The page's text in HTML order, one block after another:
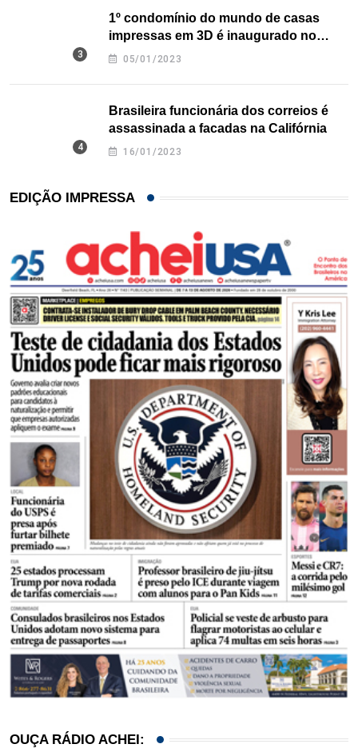
1º condomínio do mundo de casas
impressas em 3D é inaugurado no
Texas
05/01/2023
Brasileira funcionária dos correios é
assassinada a facadas na Califórnia
16/01/2023
EDIÇÃO IMPRESSA
OUÇA RÁDIO ACHEI: